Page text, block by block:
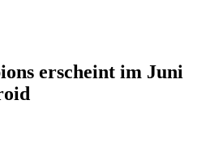
erscheint im Juni